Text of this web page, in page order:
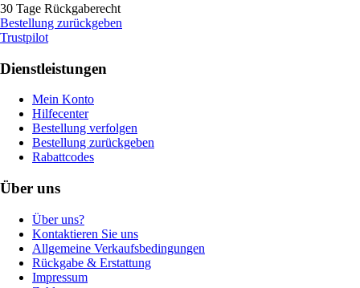
30 Tage Rückgaberecht
Bestellung zurückgeben
Trustpilot
Dienstleistungen
Mein Konto
Hilfecenter
Bestellung verfolgen
Bestellung zurückgeben
Rabattcodes
Über uns
Über uns?
Kontaktieren Sie uns
Allgemeine Verkaufsbedingungen
Rückgabe & Erstattung
Impressum